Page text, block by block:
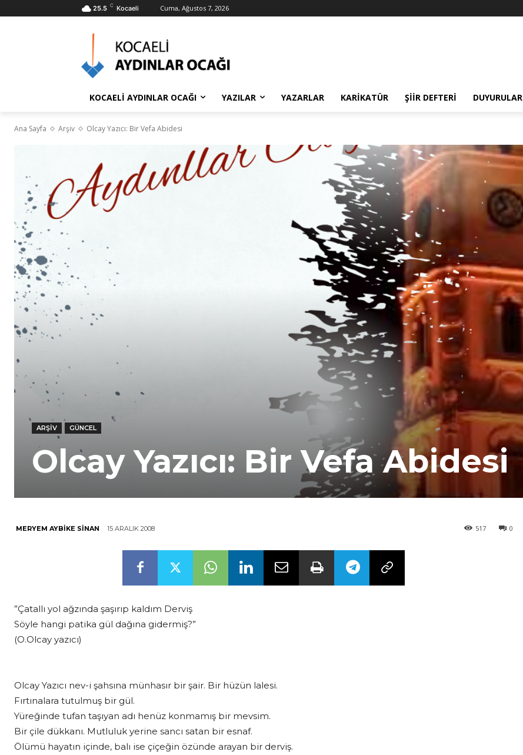
25.5 C Kocaeli Cuma, Ağustos 7, 2026
KOCAELİ AYDINLAR OCAĞI YAZILAR YAZARLAR KARIKATÜR ŞIIR DEFTERI DUYURULAR
Ana Sayfa Arşiv Olcay Yazıcı: Bir Vefa Abidesi
ARŞIV GÜNCEL
Olcay Yazıcı: Bir Vefa Abidesi
MERYEM AYBIKE SINAN 15 ARALIK 2008 0
517
”Çatallı yol ağzında şaşırıp kaldım Derviş
Söyle hangi patika gül dağına gidermiş?”
(O.Olcay yazıcı)
Olcay Yazıcı nev-i şahsına münhasır bir şair. Bir hüzün lalesi.
Fırtınalara tutulmuş bir gül.
Yüreğinde tufan taşıyan adı henüz konmamış bir mevsim.
Bir çile dükkanı. Mutluluk yerine sancı satan bir esnaf.
Ölümü hayatın içinde, balı ise çiçeğin özünde arayan bir derviş.